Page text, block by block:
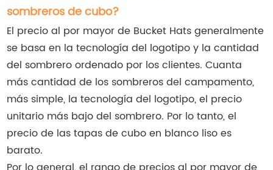
sombreros de cubo?
El precio al por mayor de Bucket Hats generalmente
se basa en la tecnología del logotipo y la cantidad
del sombrero ordenado por los clientes. Cuanta
más cantidad de los sombreros del campamento,
más simple, la tecnología del logotipo, el precio
unitario más bajo del sombrero. Por lo tanto, el
precio de las tapas de cubo en blanco liso es
barato.